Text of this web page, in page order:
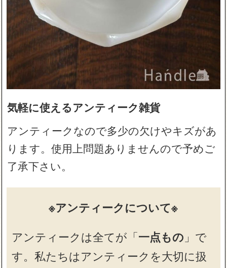
気軽に使えるアンティーク雑貨
アンティークなので多少の欠けやキズがあ
ります。使用上問題ありませんので予めご
了承下さい。
※アンティークについて※
アンティークは全てが「一点もの 」で
す。私たちはアンティークを大切に扱